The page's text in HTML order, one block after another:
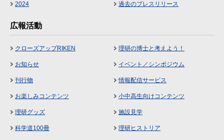
2024 過去のプレスリリース
広報活動
クローズアップRIKEN 理研の博士と考えよう！
お知らせ イベント／シンポジウム
刊行物 情報配信サービス
お楽しみコンテンツ 小中高生向けコンテンツ
理研グッズ 施設見学
科学道100冊 理研ヒストリア